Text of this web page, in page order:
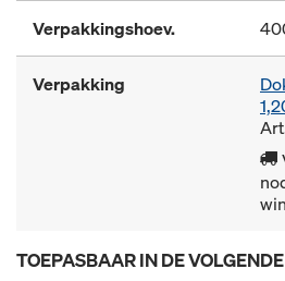
Verpakkingshoev.
Verpakking
TOEPASBAAR IN DE